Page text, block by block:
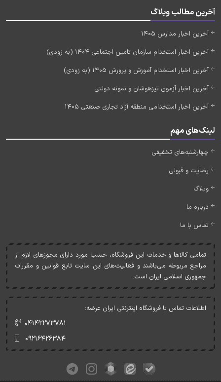
آخرین مطالب وبلاگ
آخرین اخبار مدارس 1405
آخرین اخبار استخدام سازمان تامین اجتماعی 1404 (به زودی)
آخرین اخبار استخدام آموزش و پرورش 1405 (به زودی)
آخرین اخبار آزمون تیزهوشان و نمونه دولتی
آخرین اخبار استخدامی منطقه آزاد تجاری صنعتی 1405
لینک‌های مهم
چهارشنبه‌های تخفیفی
رضایت و قبولی
وبلاگ
درباره ما
تماس با ما
تمامی کالاها و خدمات اين فروشگاه، حسب مورد دارای مجوزهای لازم از
مراجع مربوطه می‌باشند و فعاليت‌های اين سايت تابع قوانين و مقررات
جمهوری اسلامی ايران است.
اطلاعات تماس با فروشگاه اینترنتی ایران عرضه:
۰۴۱۴۲۲۷۳۷۸۱
۰۹۲۱۶۴۲۶۳۸۴